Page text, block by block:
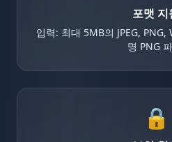
포맷 지
입력: 최대 5MB의 JPEG,
명 PNG
🔒